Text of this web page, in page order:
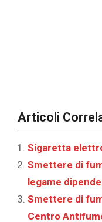
Articoli
Sigaretta
Smettere di
legame
Smettere di
Centro